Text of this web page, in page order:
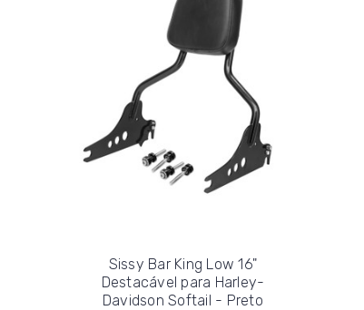
Sissy Bar King Low 16"
Destacável para Harley-
Davidson Softail - Preto